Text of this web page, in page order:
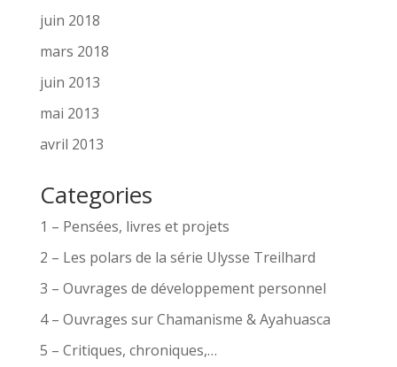
juin 2018
mars 2018
juin 2013
mai 2013
avril 2013
Categories
1 – Pensées, livres et projets
2 – Les polars de la série Ulysse Treilhard
3 – Ouvrages de développement personnel
4 – Ouvrages sur Chamanisme & Ayahuasca
5 – Critiques, chroniques,…